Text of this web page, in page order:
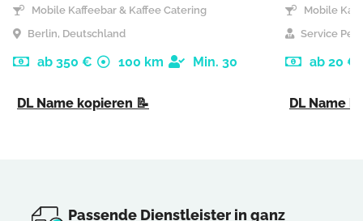
Mobile Kaffeebar & Kaffee Catering
Berlin, Deutschland
ab 350 € 100 km Min. 30
DL Name kopieren 📝
Mobile
Service
ab 20 €
DL Name
Passende Dienstleister in ganz